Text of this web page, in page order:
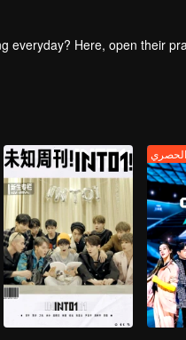
everyday? Here, open their